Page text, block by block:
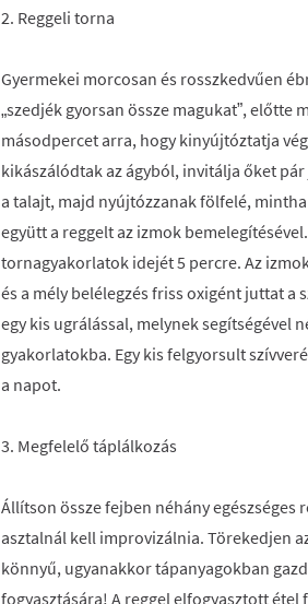
2. Reggeli torna
Gyermekei morcosan és rosszkedvűen
„szedjék gyorsan össze magukat”, előtte
másodpercet arra, hogy kinyújtóztatja
kikászálódtak az ágyból, invitálja őket
a talajt, majd nyújtózzanak fölfelé,
együtt a reggelt az izmok
tornagyakorlatok idejét 5 percre. Az
és a mély belélegzés friss oxigént juttat a
egy kis ugrálással, melynek segítségével
gyakorlatokba. Egy kis felgyorsult
a napot.
3. Megfelelő táplálkozás
Állítson össze fejben néhány egészséges
asztalnál kell improvizálnia. Törekedjen
könnyű, ugyanakkor tápanyagokban
fogyasztására! A reggel elfogyasztott étel